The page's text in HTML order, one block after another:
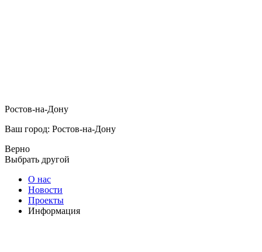
Ростов-на-Дону
Ваш город: Ростов-на-Дону
Верно
Выбрать другой
О нас
Новости
Проекты
Информация